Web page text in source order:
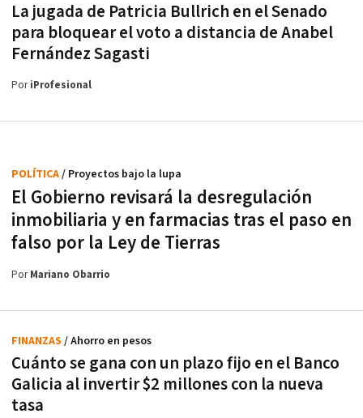
La jugada de Patricia Bullrich en el Senado
para bloquear el voto a distancia de Anabel
Fernández Sagasti
PoriProfesional
El Gobierno revisará la desregulación
inmobiliaria y en farmacias tras el paso en
falso por la Ley de Tierras
POLÍTICA/ Proyectos bajo la lupa
PorMariano Obarrio
Cuánto se gana con un plazo fijo en el Banco
Galicia al invertir $2 millones con la nueva
tasa
FINANZAS / Ahorro en pesos